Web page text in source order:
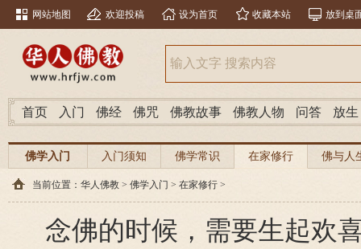
网站地图 欢迎投稿 设为首页 收藏本站 放到桌
首页 入门 佛经 佛咒 佛教故事 佛教人物 问答 放生
佛学入门 入门须知 佛学常识 在家修行 佛与人
当前位置： 华人佛教 > 佛学入门 > 在家修行 >
念佛的时候，需要生起欢